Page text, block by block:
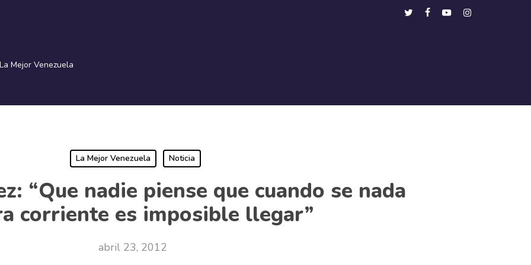
twitterfacebookyoutubeinstagram
La Mejor Venezuela
La Mejor Venezuela Noticia
“Que nadie piense que cuando se nada
corriente es imposible llegar”
abril 23, 2012